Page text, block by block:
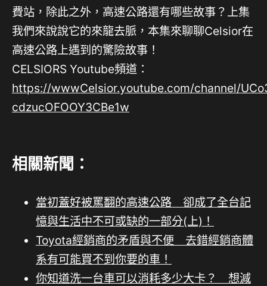
費站，除此之外，高速公路還有哪些故事？上集
我們來說說它的來龍去脈，本集來聊聊Celsior在
高速公路上遇到的驚險故事！
CELSIORS Youtube頻道：
https://wwwCelsior.youtube.com/channel/
cdzucOFOOY3CBe1w
相關新聞：
當初蓋好被罵翻的高速公路 卻成了全台記
憶與生活中不可或缺的一部分(上)！
Toyota經銷商的矛盾與不便 去錯經銷商體
系有可能買不到你要的車！
你知道洗一台車可以消耗多少大卡？ 想減